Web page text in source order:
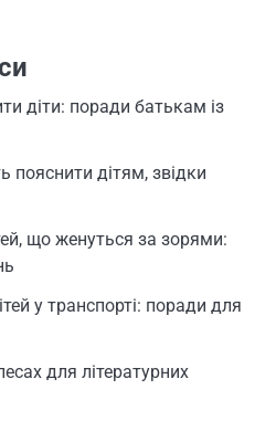
діти: поради батькам із
дітям, звідки
що женуться за зорями:
у транспорті: поради для
для літературних